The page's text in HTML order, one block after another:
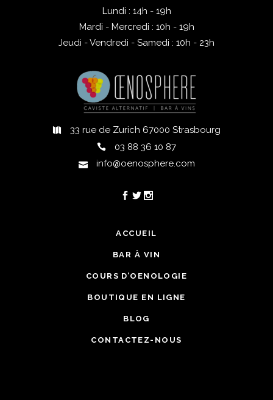
Lundi : 14h - 19h
Mardi - Mercredi : 10h - 19h
Jeudi - Vendredi - Samedi : 10h - 23h
33 rue de Zurich 67000 Strasbourg
03 88 36 10 87
info@oenosphere.com
ACCUEIL
BAR À VIN
COURS D’OENOLOGIE
BOUTIQUE EN LIGNE
BLOG
CONTACTEZ-NOUS